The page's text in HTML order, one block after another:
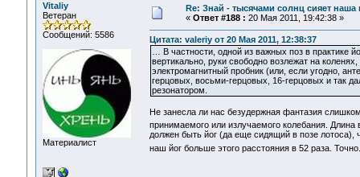
Vitaliy
Ветеран
Сообщений: 5586
Материалист
Re: Знай - тысячами солнц сияет наша
« Ответ #188 : 20 Мая 2011, 19:42:38 »
Цитата: valeriy от 20 Мая 2011, 12:38:37
… В частности, одной из важных поз в практике
вертикально, руки свободно возлежат на
электромагнитный пробник (или, если угодно,
герцовых, восьми-герцовых, 16-герцовых и так
резонатором.
Не занесла ли нас безудержная фантазия
принимаемого или излучаемого колебания. Длина
должен быть йог (да еще сидящий в позе
наш йог больше этого расстояния в 52 раза.